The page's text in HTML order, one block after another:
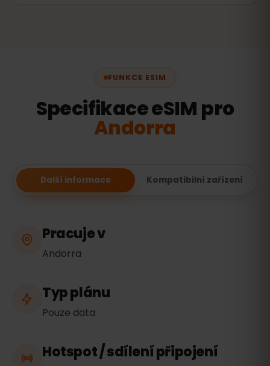
FUNKCE ESIM
Specifikace eSIM pro
Andorra
Další informace Kompatibilní zařízení
Pracuje v
Andorra
Typ plánu
Pouze data
Hotspot / sdílení připojení